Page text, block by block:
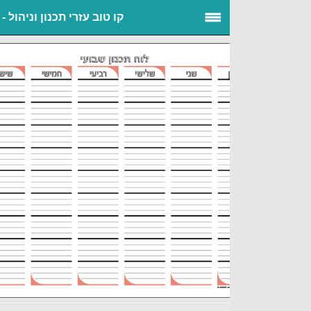
קו טוב עזרי תכנון וניהול - ...